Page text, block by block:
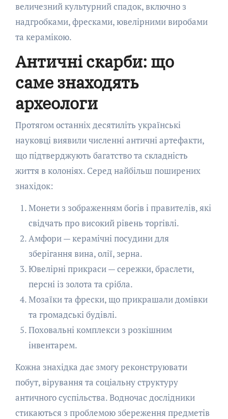
величезний культурний спадок, включно з
надгробками, фресками, ювелірними виробами
та керамікою.
Античні скарби: що
саме знаходять
археологи
Протягом останніх десятиліть українські
науковці виявили численні античні артефакти,
що підтверджують багатство та складність
життя в колоніях. Серед найбільш поширених
знахідок:
Монети з зображенням богів і правителів, які
свідчать про високий рівень торгівлі.
Амфори — керамічні посудини для
зберігання вина, олії, зерна.
Ювелірні прикраси — сережки, браслети,
персні із золота та срібла.
Мозаїки та фрески, що прикрашали домівки
та громадські будівлі.
Поховальні комплекси з розкішним
інвентарем.
Кожна знахідка дає змогу реконструювати
побут, вірування та соціальну структуру
античного суспільства. Водночас дослідники
стикаються з проблемою збереження предметів